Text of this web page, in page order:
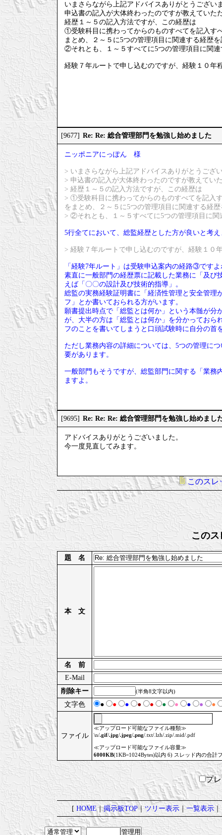
いまさらながら上記アドバイスありがとうござい
申込書の記入が大体終わったのですが教えていた
経歴１～５の記入方法ですが、この経歴は
①受験科目に携わってからのものすべてを記入す
まとめ、２～５に5つの管理項目に関連する経歴
②それとも、１～５すべてに5つの管理項目に関
経験７年ルートで申し込むのですが、経験１０
[9677] Re: Re: 総合管理部門を勉強し始めました
ニッポニアにっぽん 様
> いまさらながら上記アドバイスありがとうござ
> 申込書の記入が大体終わったのですが教えてい
> 経歴１～５の記入方法ですが、この経歴は
> ①受験科目に携わってからのものすべてを記入
をまとめ、２～５に5つの管理項目に関連する経
> ②それとも、１～５すべてに5つの管理項目に
5行全てにおいて、総監経歴とした方が良いと考
> 経験７年ルートで申し込むのですが、経験１
「経験7年ルート」は受験申込案内の経路③ですよ
素直に一般部門の経歴票に記載した業務に「及び
えば「〇〇の設計及び技術的指導」。
総監の実務経験証明書に「経済性管理と安全管理
フ」とか書いておられる方がいます。
願書提出時点で「総監とは何か」という本髄が分
が、大半の方は「総監とは何か」を分かっておら
フのことを書いてしまうと口頭試験時に自分の首
ただし業務内容の詳細については、5つの管理に
要があります。
一般部門もそうですが、総監部門に関する「業務
ますよ。
[9695] Re: Re: Re: 総合管理部門を勉強し始めまし
アドバイスありがとうございました。
今一度見直してみます。
このスレ
この
題 名
本 文
名 前
E-Mail
削除キー
(半角8文字以内)
文字色 ● ● ● ● ● ● ● ● ● ●
ファイル
≪アップロード可能なファイル種類≫
\n/.gif/.jpg/.jpeg/.png/.txt/.lzh/.zip/.mid/.pdf
≪アップロード可能なファイル容量≫
6000KB(1KB=1024Bytes)以内 6) スレッド内の合計
プ
[ HOME｜掲示板TOP｜ツリー表示｜一覧表示｜